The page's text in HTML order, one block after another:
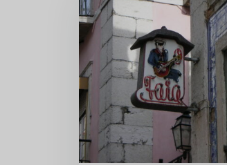
habituais clientes deste...